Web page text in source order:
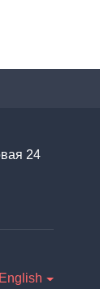
24
English